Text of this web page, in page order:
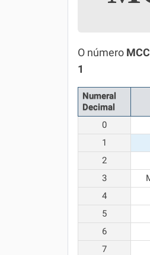
Química
Todos os Exercícios
O número
1
Numeral
Decimal
0
1
2
3
4
5
6
7